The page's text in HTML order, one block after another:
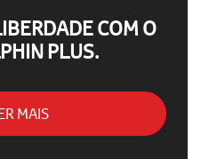
COM O
PLUS.
MAIS